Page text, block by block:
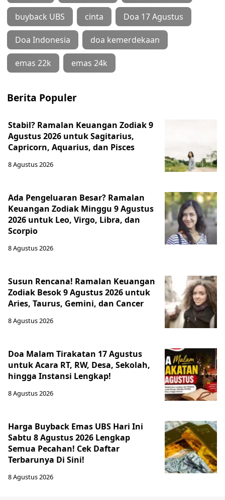
buyback UBS cinta Doa 17 Agustus
Doa Indonesia doa kemerdekaan
emas 22k emas 24k
Berita Populer
Stabil? Ramalan Keuangan Zodiak 9
Agustus 2026 untuk Sagitarius,
Capricorn, Aquarius, dan Pisces
8 Agustus 2026
Ada Pengeluaran Besar? Ramalan
Keuangan Zodiak Minggu 9 Agustus
2026 untuk Leo, Virgo, Libra, dan
Scorpio
8 Agustus 2026
Susun Rencana! Ramalan Keuangan
Zodiak Besok 9 Agustus 2026 untuk
Aries, Taurus, Gemini, dan Cancer
8 Agustus 2026
Doa Malam Tirakatan 17 Agustus
untuk Acara RT, RW, Desa, Sekolah,
hingga Instansi Lengkap!
8 Agustus 2026
Harga Buyback Emas UBS Hari Ini
Sabtu 8 Agustus 2026 Lengkap
Semua Pecahan! Cek Daftar
Terbarunya Di Sini!
8 Agustus 2026